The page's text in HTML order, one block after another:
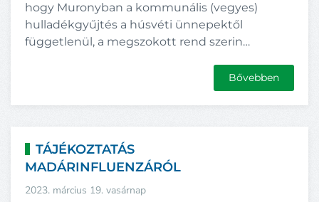
hogy Muronyban a kommunális (vegyes)
hulladékgyűjtés a húsvéti ünnepektől
függetlenül, a megszokott rend szerin…
Bővebben
TÁJÉKOZTATÁS
MADÁRINFLUENZÁRÓL
2023. március 19. vasárnap